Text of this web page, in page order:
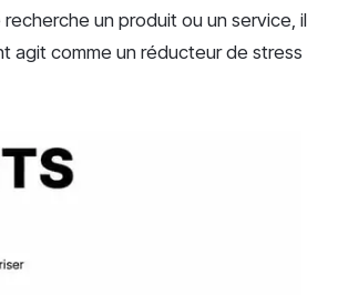
un produit ou un service, il
agit comme un réducteur de stress